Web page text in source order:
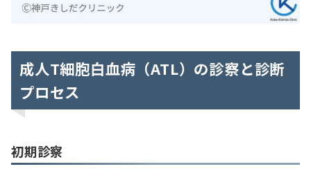
成人T細胞白血病（ATL）の診察と診断
プロセス
初期診察